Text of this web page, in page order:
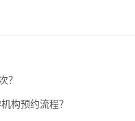
？
构预约流程？